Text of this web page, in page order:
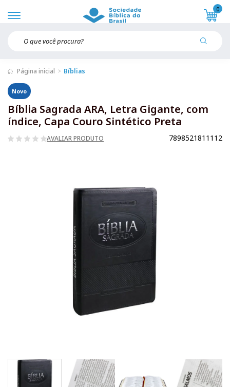
0
Página inicial Bíblias
Novo
Bíblia Sagrada ARA, Letra Gigante, com
índice, Capa Couro Sintético Preta
AVALIAR PRODUTO 7898521811112